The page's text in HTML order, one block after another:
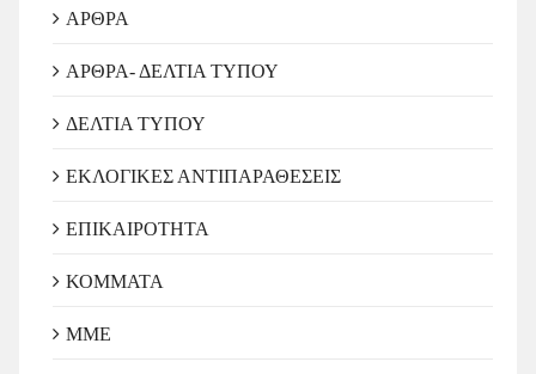
ΑΡΘΡΑ
ΑΡΘΡΑ- ΔΕΛΤΙΑ ΤΥΠΟΥ
ΔΕΛΤΙΑ ΤΥΠΟΥ
ΕΚΛΟΓΙΚΕΣ ΑΝΤΙΠΑΡΑΘΕΣΕΙΣ
ΕΠΙΚΑΙΡΟΤΗΤΑ
ΚΟΜΜΑΤΑ
ΜΜΕ